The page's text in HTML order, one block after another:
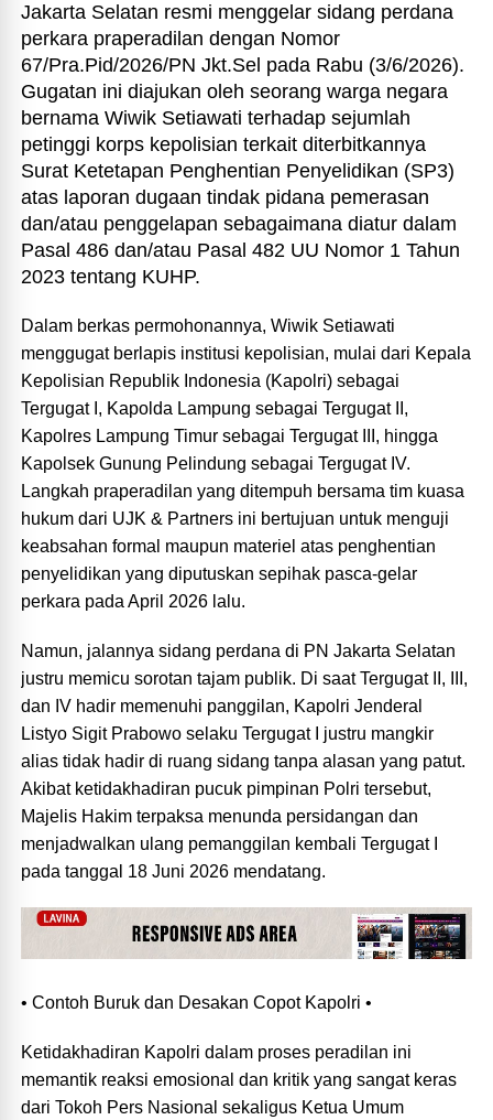
Jakarta Selatan resmi menggelar sidang perdana
perkara praperadilan dengan Nomor
67/Pra.Pid/2026/PN Jkt.Sel pada Rabu (3/6/2026).
Gugatan ini diajukan oleh seorang warga negara
bernama Wiwik Setiawati terhadap sejumlah
petinggi korps kepolisian terkait diterbitkannya
Surat Ketetapan Penghentian Penyelidikan (SP3)
atas laporan dugaan tindak pidana pemerasan
dan/atau penggelapan sebagaimana diatur dalam
Pasal 486 dan/atau Pasal 482 UU Nomor 1 Tahun
2023 tentang KUHP.
Dalam berkas permohonannya, Wiwik Setiawati
menggugat berlapis institusi kepolisian, mulai dari Kepala
Kepolisian Republik Indonesia (Kapolri) sebagai
Tergugat I, Kapolda Lampung sebagai Tergugat II,
Kapolres Lampung Timur sebagai Tergugat III, hingga
Kapolsek Gunung Pelindung sebagai Tergugat IV.
Langkah praperadilan yang ditempuh bersama tim kuasa
hukum dari UJK & Partners ini bertujuan untuk menguji
keabsahan formal maupun materiel atas penghentian
penyelidikan yang diputuskan sepihak pasca-gelar
perkara pada April 2026 lalu.
Namun, jalannya sidang perdana di PN Jakarta Selatan
justru memicu sorotan tajam publik. Di saat Tergugat II, III,
dan IV hadir memenuhi panggilan, Kapolri Jenderal
Listyo Sigit Prabowo selaku Tergugat I justru mangkir
alias tidak hadir di ruang sidang tanpa alasan yang patut.
Akibat ketidakhadiran pucuk pimpinan Polri tersebut,
Majelis Hakim terpaksa menunda persidangan dan
menjadwalkan ulang pemanggilan kembali Tergugat I
pada tanggal 18 Juni 2026 mendatang.
• Contoh Buruk dan Desakan Copot Kapolri •
Ketidakhadiran Kapolri dalam proses peradilan ini
memantik reaksi emosional dan kritik yang sangat keras
dari Tokoh Pers Nasional sekaligus Ketua Umum